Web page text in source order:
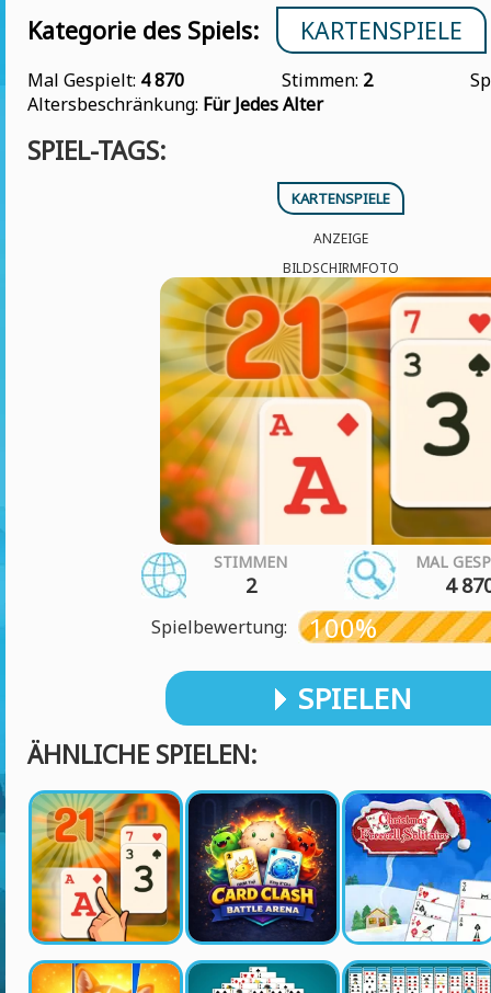
Kategorie des Spiels:
KARTENSPIELE
Mal Gespielt: 4 870 Stimmen: 2
Altersbeschränkung: Für Jedes Alter
SPIEL-TAGS:
KARTENSPIELE
ANZEIGE
BILDSCHIRMFOTO
STIMMEN
2
MAL
4
Spielbewertung: 100%
SPIELEN
ÄHNLICHE SPIELEN: